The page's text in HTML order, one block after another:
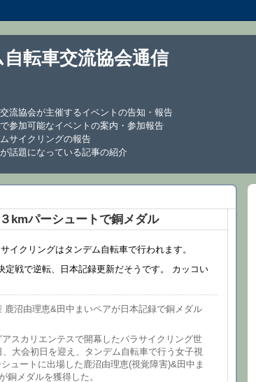
転車交流協会通信
流協会が主催するイベントの告知・報告
参加可能なイベントの案内・参加報告
サイクリングの報告
話題になっている記事の紹介
kmパーシュートで銅メダル
イクリングはタンデム自転車で行われます。
定戦で逆転、日本記録更新だそうです。 カッコい
鹿沼由理恵&田中まいペアが日本記録で銅メダル
アスカリエンテスで開幕したパラサイクリング世
大会初日を迎え、タンデム自転車で行う女子視
ュートに出場した鹿沼由理恵(視覚障害)&田中ま
銅メダルを獲得した。